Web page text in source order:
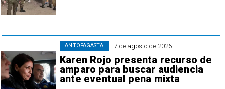
7 de agosto de 2026
Karen Rojo presenta recurso de
amparo para buscar audiencia
ante eventual pena mixta
ANTOFAGASTA